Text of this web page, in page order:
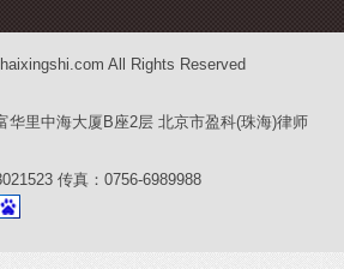
All Rights Reserved
华里中海大厦B座2层 北京市盈科(珠海)律师
传真：0756-6989988